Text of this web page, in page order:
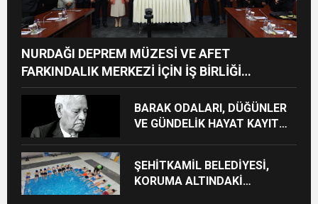
NURDAĞI DEPREM MÜZESİ VE AFET
FARKINDALIK MERKEZİ İÇİN İŞ BİRLİĞİ
PROTOKOLÜ İMZALANDI
BARAK ODALARI, DÜĞÜNLER
VE GÜNDELİK HAYAT KAYIT
ŞEHİTKAMİL BELEDİYESİ,
KORUMA ALTINDAKİ